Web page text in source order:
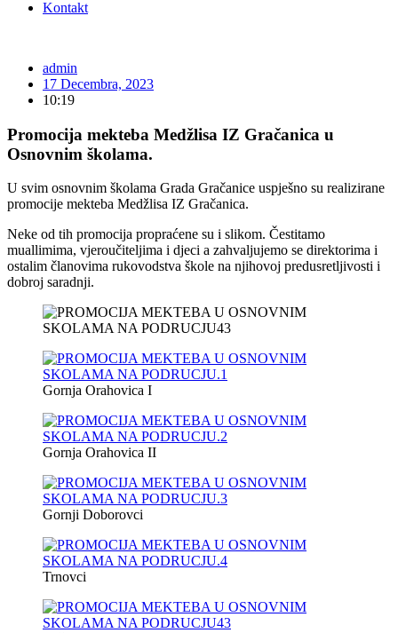
Kontakt
admin
17 Decembra, 2023
10:19
Promocija mekteba Medžlisa IZ Gračanica u
Osnovnim školama.
U svim osnovnim školama Grada Gračanice uspješno su realizirane
promocije mekteba Medžlisa IZ Gračanica.
Neke od tih promocija propraćene su i slikom. Čestitamo
muallimima, vjeroučiteljima i djeci a zahvaljujemo se direktorima i
ostalim članovima rukovodstva škole na njihovoj predusretljivosti i
dobroj saradnji.
Gornja Orahovica I
Gornja Orahovica II
Gornji Doborovci
Trnovci